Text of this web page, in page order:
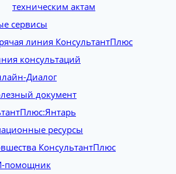
техническим актам
сервисы
линия КонсультантПлюс
консультаций
Диалог
документ
ресурсы
КонсультантПлюс
помощник